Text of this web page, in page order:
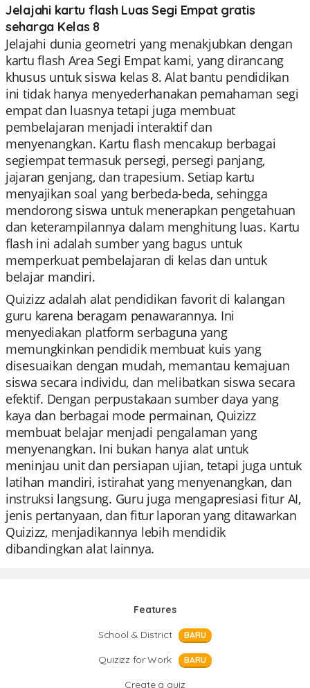
Jelajahi kartu flash Luas Segi Empat gratis
seharga Kelas 8
Jelajahi dunia geometri yang menakjubkan dengan
kartu flash Area Segi Empat kami, yang dirancang
khusus untuk siswa kelas 8. Alat bantu pendidikan
ini tidak hanya menyederhanakan pemahaman segi
empat dan luasnya tetapi juga membuat
pembelajaran menjadi interaktif dan
menyenangkan. Kartu flash mencakup berbagai
segiempat termasuk persegi, persegi panjang,
jajaran genjang, dan trapesium. Setiap kartu
menyajikan soal yang berbeda-beda, sehingga
mendorong siswa untuk menerapkan pengetahuan
dan keterampilannya dalam menghitung luas. Kartu
flash ini adalah sumber yang bagus untuk
memperkuat pembelajaran di kelas dan untuk
belajar mandiri.
Quizizz adalah alat pendidikan favorit di kalangan
guru karena beragam penawarannya. Ini
menyediakan platform serbaguna yang
memungkinkan pendidik membuat kuis yang
disesuaikan dengan mudah, memantau kemajuan
siswa secara individu, dan melibatkan siswa secara
efektif. Dengan perpustakaan sumber daya yang
kaya dan berbagai mode permainan, Quizizz
membuat belajar menjadi pengalaman yang
menyenangkan. Ini bukan hanya alat untuk
meninjau unit dan persiapan ujian, tetapi juga untuk
latihan mandiri, istirahat yang menyenangkan, dan
instruksi langsung. Guru juga mengapresiasi fitur AI,
jenis pertanyaan, dan fitur laporan yang ditawarkan
Quizizz, menjadikannya lebih mendidik
dibandingkan alat lainnya.
Features
School & District
BARU
Quizizz for Work BARU
Create a quiz